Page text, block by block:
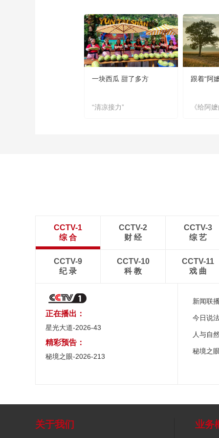
一块西瓜 甜了多方
“清凉接力”
跟着“阿
《给阿
CCTV-1
综 合
CCTV-2
财 经
CCTV-3
综 艺
CCTV-9
纪 录
CCTV-10
科 教
CCTV-11
戏 曲
正在播出：
星光大道-2026-43
精彩预告：
秘境之眼-2026-213
新闻联
今日说
人与自
秘境之
关于我们 业务